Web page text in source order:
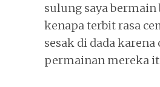
sulung saya
kenapa terbit rasa
sesak di dada
permainan mereka